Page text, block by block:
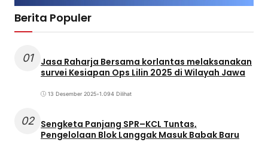
Berita Populer
01
Jasa Raharja Bersama korlantas melaksanakan
survei Kesiapan Ops Lilin 2025 di Wilayah Jawa
13 Desember 2025•1.094 Dilihat
02 Sengketa Panjang SPR–KCL Tuntas,
Pengelolaan Blok Langgak Masuk Babak Baru